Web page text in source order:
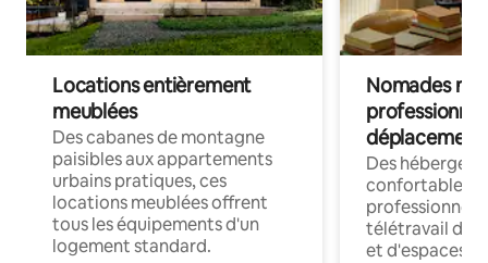
Locations entièrement
meublées
Des cabanes de montagne
paisibles aux appartements
urbains pratiques, ces
locations meublées offrent
tous les équipements d'un
logement standard.
Nomades
déplacement
Des
confortables
professionnels
télétravail
et d'espaces